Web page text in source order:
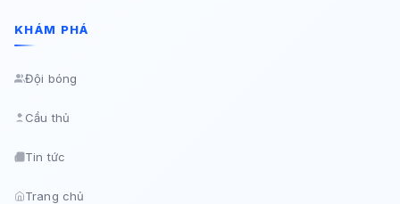
KHÁM PHÁ
Đội bóng
Cầu thủ
Tin tức
Trang chủ